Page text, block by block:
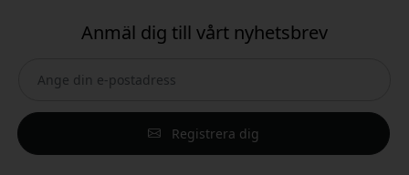
Anmäl dig till vårt nyhetsbrev
Registrera dig